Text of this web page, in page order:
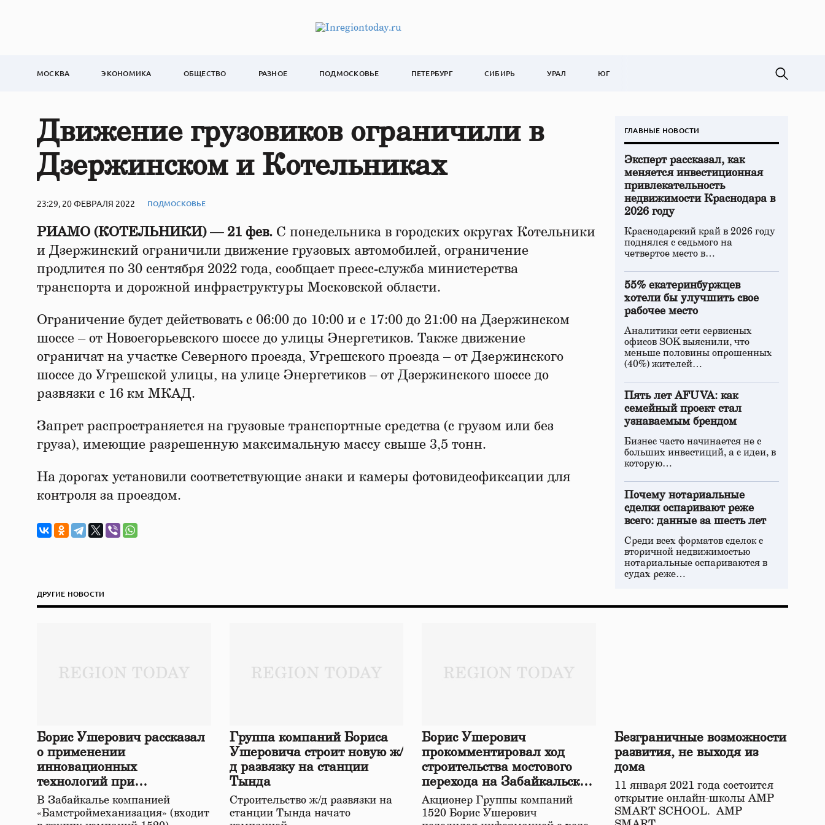
МОСКВА ЭКОНОМИКА ОБЩЕСТВО РАЗНОЕ ПОДМОСКОВЬЕ ПЕТЕРБУРГ СИБИРЬ УРАЛ ЮГ
Движение грузовиков ограничили в
Дзержинском и Котельниках
23:29, 20 ФЕВРАЛЯ 2022 ПОДМОСКОВЬЕ
РИАМО (КОТЕЛЬНИКИ) — 21 фев. С понедельника в городских округах Котельники
и Дзержинский ограничили движение грузовых автомобилей, ограничение
продлится по 30 сентября 2022 года, сообщает пресс-служба министерства
транспорта и дорожной инфраструктуры Московской области.
Ограничение будет действовать с 06:00 до 10:00 и с 17:00 до 21:00 на Дзержинском
шоссе – от Новоегорьевского шоссе до улицы Энергетиков. Также движение
ограничат на участке Северного проезда, Угрешского проезда – от Дзержинского
шоссе до Угрешской улицы, на улице Энергетиков – от Дзержинского шоссе до
развязки с 16 км МКАД.
Запрет распространяется на грузовые транспортные средства (с грузом или без
груза), имеющие разрешенную максимальную массу свыше 3,5 тонн.
На дорогах установили соответствующие знаки и камеры фотовидеофиксации для
контроля за проездом.
ГЛАВНЫЕ НОВОСТИ
Эксперт рассказал, как
меняется инвестиционная
привлекательность
недвижимости Краснодара в
2026 году
Краснодарский край в 2026 году
поднялся с седьмого на
четвертое место в…
55% екатеринбуржцев
хотели бы улучшить свое
рабочее место
Аналитики сети сервисных
офисов SOK выяснили, что
меньше половины опрошенных
(40%) жителей…
Пять лет AFUVA: как
семейный проект стал
узнаваемым брендом
Бизнес часто начинается не с
больших инвестиций, а с идеи, в
которую…
Почему нотариальные
сделки оспаривают реже
всего: данные за шесть лет
Среди всех форматов сделок с
вторичной недвижимостью
нотариальные оспариваются в
судах реже…
ДРУГИЕ НОВОСТИ
Борис Ушерович рассказал
о применении
инновационных
технологий при
строительстве нового моста
в Забайкалье
В Забайкалье компанией
«Бамстроймеханизация» (входит
Группа компаний Бориса
Ушеровича строит новую ж/
д развязку на станции
Тында
Строительство ж/д развязки на
станции Тында начато
Борис Ушерович
прокомментировал ход
строительства мостового
перехода на Забайкальской
железной дороге
Акционер Группы компаний
1520 Борис Ушерович
Безграничные возможности
развития, не выходя из
дома
11 января 2021 года состоится
открытие онлайн-школы АМР
SMART SCHOOL. АМР